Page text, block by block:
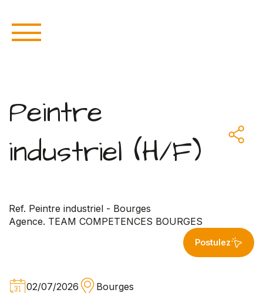
Peintre
industriel (H/F)
Ref. Peintre industriel - Bourges
Agence. TEAM COMPETENCES BOURGES
Postulez
02/07/2026 Bourges